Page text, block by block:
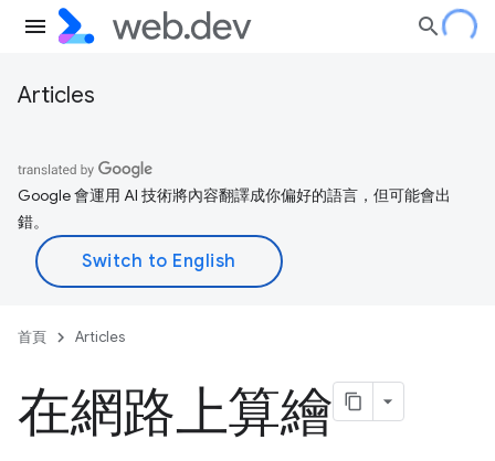
Articles
Google 會運用 AI 技術將內容翻譯成你偏好的語言，但可能會出
錯。
首頁 Articles
在網路上算繪